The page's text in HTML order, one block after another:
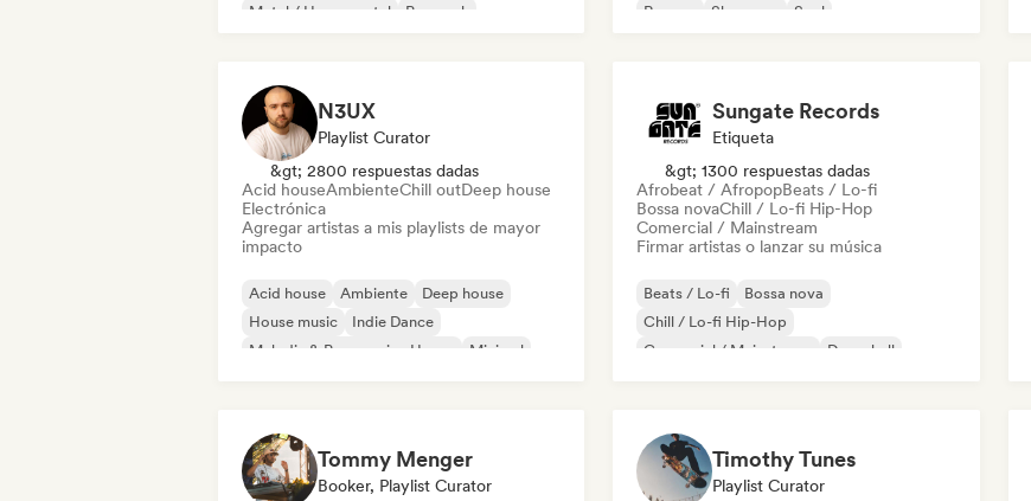
Metal / Heavy metal
Pop rock
Reggae
Shoegaze Soul
N3UX
Playlist Curator
&gt; 2800 respuestas dadas
Acid houseAmbienteChill outDeep house
Electrónica
Agregar artistas a mis playlists de mayor
impacto
Acid house Ambiente
Deep house
House music
Indie Dance
Melodic & Progressive House
Minimal
Sungate Records
Etiqueta
&gt; 1300 respuestas dadas
Afrobeat / AfropopBeats / Lo-fi
Bossa novaChill / Lo-fi Hip-Hop
Comercial / Mainstream
Firmar artistas o lanzar su música
Beats / Lo-fi
Bossa nova
Chill / Lo-fi Hip-Hop
Comercial / Mainstream
Dancehall
Tommy Menger
Booker, Playlist Curator
Timothy Tunes
Playlist Curator